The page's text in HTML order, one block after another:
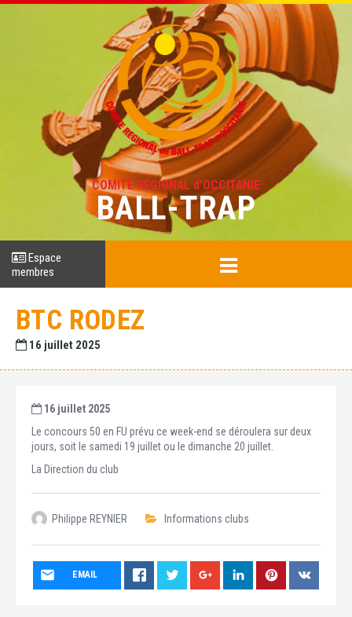
COMITÉ RÉGIONAL d'OCCITANIE
BALL-TRAP
Espace
membres
BTC RODEZ
16 juillet 2025
16 juillet 2025
Le concours 50 en FU prévu ce week-end se déroulera sur deux
jours, soit le samedi 19 juillet ou le dimanche 20 juillet.
La Direction du club
Philippe REYNIER Informations clubs
EMAIL